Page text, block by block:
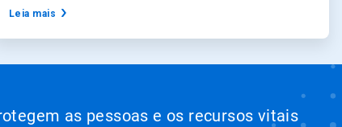
Leia mais
as pessoas e os recursos vitais